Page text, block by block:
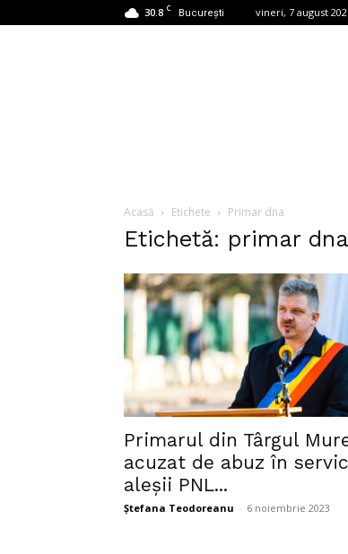
30.8 C București vineri, 7 august
Acasă Etichete Primar dna
Etichetă: primar dna
Primarul din Târgul
acuzat de abuz în
aleșii PNL...
Ștefana Teodoreanu - 6 noiembrie 2023